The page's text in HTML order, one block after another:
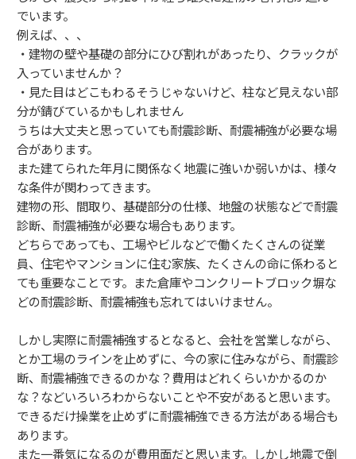
でいます。
例えば、、、
・建物の壁や基礎の部分にひび割れがあったり、クラックが
入っていませんか？
・見た目はどこもわるそうじゃないけど、柱など見えない部
分が錆びているかもしれません
うちは大丈夫と思っていても耐震診断、耐震補強が必要な場
合があります。
また建てられた年月に関係なく地震に強いか弱いかは、様々
な条件が関わってきます。
建物の形、間取り、基礎部分の仕様、地盤の状態などで耐震
診断、耐震補強が必要な場合もあります。
どちらであっても、工場やビルなどで働くたくさんの従業
員、住宅やマンションに住む家族、たくさんの命に係わると
ても重要なことです。また倉庫やコンクリートブロック塀な
どの耐震診断、耐震補強も忘れてはいけません。
しかし実際に耐震補強するとなると、会社を営業しながら、
とか工場のラインを止めずに、今の家に住みながら、耐震診
断、耐震補強できるのかな？費用はどれくらいかかるのか
な？などいろいろわからないことや不安があると思います。
できるだけ操業を止めずに耐震補強できる方法がある場合も
あります。
また一番気になるのが費用面だと思います。しかし地震で倒